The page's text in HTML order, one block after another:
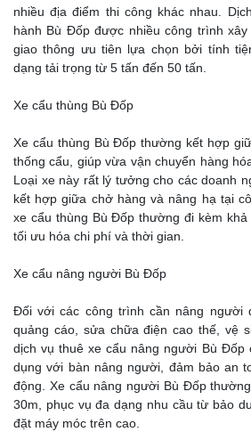
nhiều địa điểm thi công khác nhau.
hành Bù Đốp được nhiều công trình
giao thông ưu tiên lựa chọn bởi tính
dạng tải trọng từ 5 tấn đến 50 tấn.
Xe cẩu thùng Bù Đốp
Xe cẩu thùng Bù Đốp thường kết hợp
thống cẩu, giúp vừa vận chuyển hàng
Loại xe này rất lý tưởng cho các doanh
kết hợp giữa chở hàng và nâng hạ tại
xe cẩu thùng Bù Đốp thường đi kèm
tối ưu hóa chi phí và thời gian.
Xe cẩu nâng người Bù Đốp
Đối với các công trình cần nâng người
quảng cáo, sửa chữa điện cao thế, vệ
dịch vụ thuê xe cẩu nâng người Bù Đốp
dụng với bàn nâng người, đảm bảo an
động. Xe cẩu nâng người Bù Đốp
30m, phục vụ đa dạng nhu cầu từ bảo
đặt máy móc trên cao.